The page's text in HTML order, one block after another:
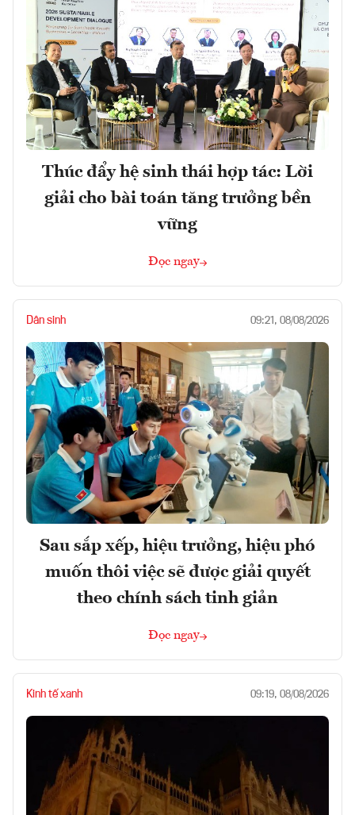
Thúc đẩy hệ sinh thái hợp tác: Lời
giải cho bài toán tăng trưởng bền
vững
Đọc ngay
Dân sinh 09:21, 08/08/2026
Sau sắp xếp, hiệu trưởng, hiệu phó
muốn thôi việc sẽ được giải quyết
theo chính sách tinh giản
Đọc ngay
Kinh tế xanh 09:19, 08/08/2026